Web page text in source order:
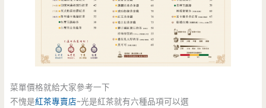
菜單價格就給大家參考一下
不愧是紅茶專賣店~光是紅茶就有六種品項可以選